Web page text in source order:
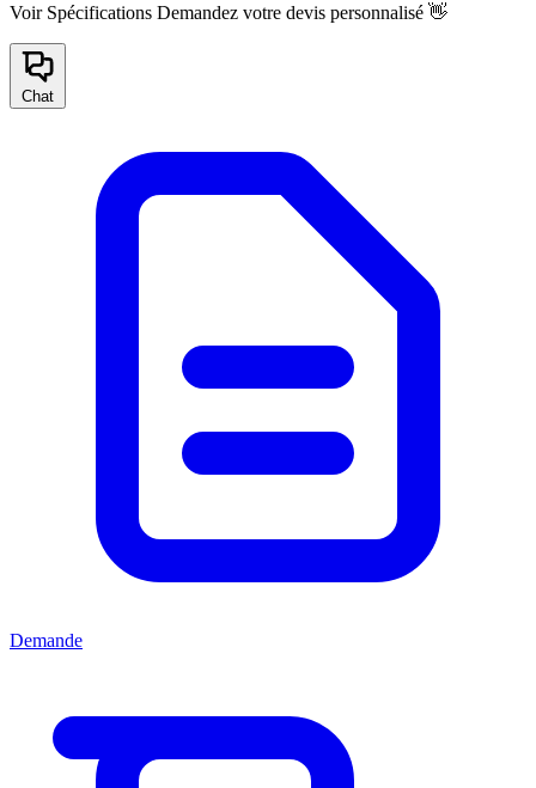
Voir Spécifications Demandez votre devis personnalisé 👋
Chat
Demande